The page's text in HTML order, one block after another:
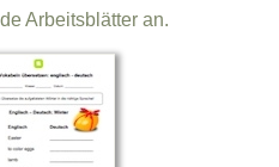
Arbeitsblätter an.